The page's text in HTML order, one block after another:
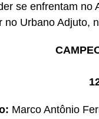
se enfrentam no
no Urbano Adjuto,
Marco Antônio